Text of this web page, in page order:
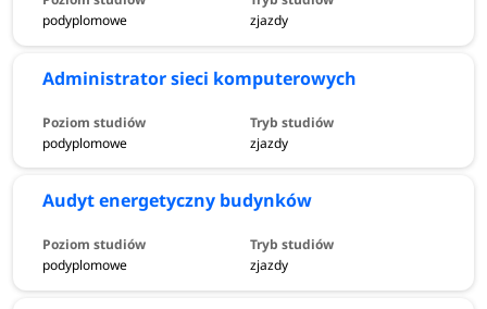
podyplomowe zjazdy
Administrator sieci komputerowych
podyplomowe zjazdy
Audyt energetyczny budynków
podyplomowe zjazdy